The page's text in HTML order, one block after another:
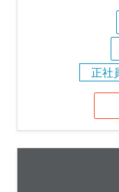
正社